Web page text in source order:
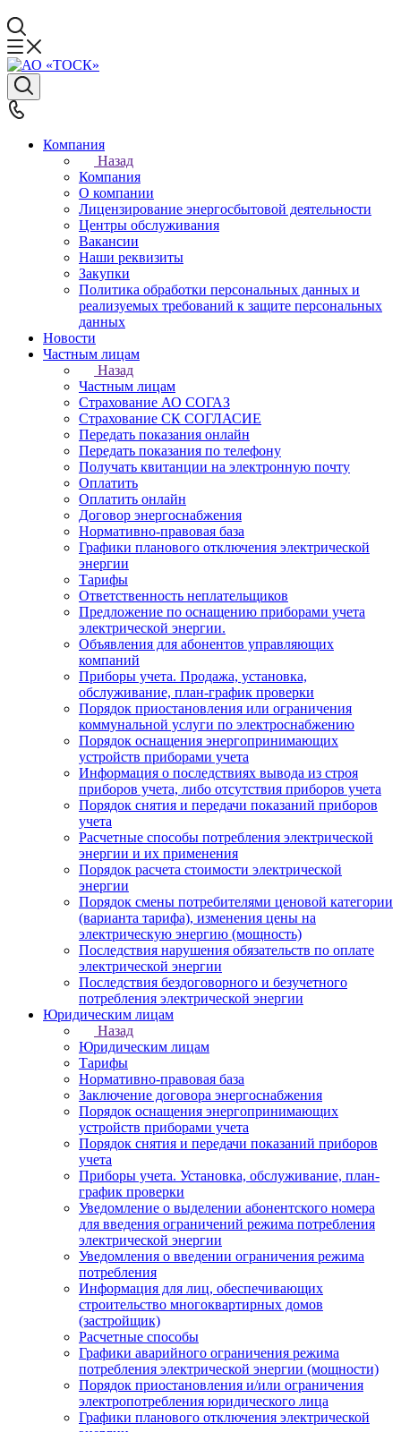
Компания
Назад
Компания
О компании
Лицензирование энергосбытовой деятельности
Центры обслуживания
Вакансии
Наши реквизиты
Закупки
Политика обработки персональных данных и
реализуемых требований к защите персональных
данных
Новости
Частным лицам
Назад
Частным лицам
Страхование АО СОГАЗ
Страхование СК СОГЛАСИЕ
Передать показания онлайн
Передать показания по телефону
Получать квитанции на электронную почту
Оплатить
Оплатить онлайн
Договор энергоснабжения
Нормативно-правовая база
Графики планового отключения электрической
энергии
Тарифы
Ответственность неплательщиков
Предложение по оснащению приборами учета
электрической энергии.
Объявления для абонентов управляющих
компаний
Приборы учета. Продажа, установка,
обслуживание, план-график проверки
Порядок приостановления или ограничения
коммунальной услуги по электроснабжению
Порядок оснащения энергопринимающих
устройств приборами учета
Информация о последствиях вывода из строя
приборов учета, либо отсутствия приборов учета
Порядок снятия и передачи показаний приборов
учета
Расчетные способы потребления электрической
энергии и их применения
Порядок расчета стоимости электрической
энергии
Порядок смены потребителями ценовой категории
(варианта тарифа), изменения цены на
электрическую энергию (мощность)
Последствия нарушения обязательств по оплате
электрической энергии
Последствия бездоговорного и безучетного
потребления электрической энергии
Юридическим лицам
Назад
Юридическим лицам
Тарифы
Нормативно-правовая база
Заключение договора энергоснабжения
Порядок оснащения энергопринимающих
устройств приборами учета
Порядок снятия и передачи показаний приборов
учета
Приборы учета. Установка, обслуживание, план-
график проверки
Уведомление о выделении абонентского номера
для введения ограничений режима потребления
электрической энергии
Уведомления о введении ограничения режима
потребления
Информация для лиц, обеспечивающих
строительство многоквартирных домов
(застройщик)
Расчетные способы
Графики аварийного ограничения режима
потребления электрической энергии (мощности)
Порядок приостановления и/или ограничения
электропотребления юридического лица
Графики планового отключения электрической